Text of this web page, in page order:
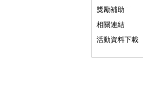
獎勵補助
相關連結
活動資料下載